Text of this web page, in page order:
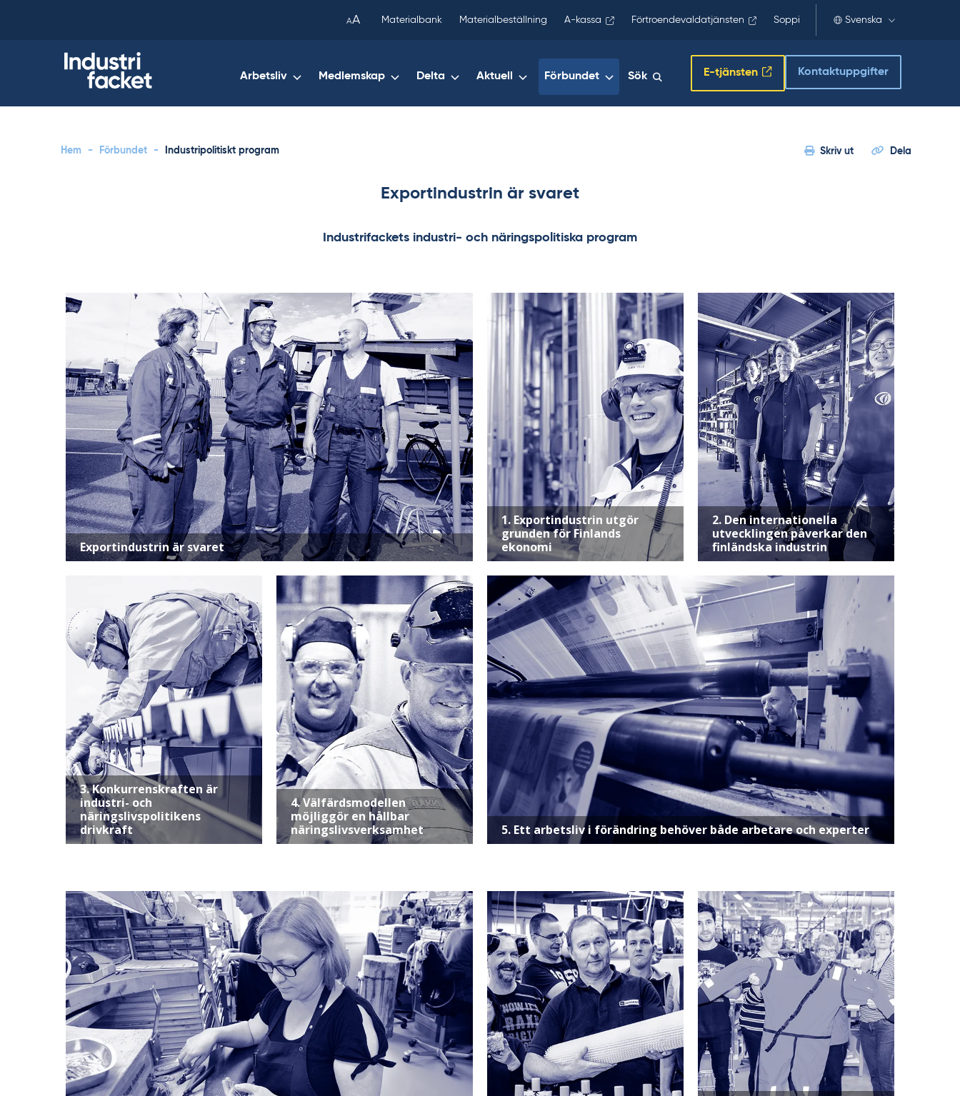
AA Materialbank Materialbeställning A-kassa Förtroendevaldatjänsten Soppi Svenska
Arbetsliv Medlemskap Delta Aktuell Förbundet Sök E-tjänsten Kontaktuppgifter
Hem - Förbundet - Industripolitiskt program Skriv ut Dela
Exportindustrin är svaret
Industrifackets industri- och näringspolitiska program
Exportindustrin är svaret
1. Exportindustrin utgör
grunden för Finlands
ekonomi
2. Den internationella
utvecklingen påverkar den
finländska industrin
3. Konkurrenskraften är
industri- och
näringslivspolitikens
drivkraft
4. Välfärdsmodellen
möjliggör en hållbar
näringslivsverksamhet
5. Ett arbetsliv i förändring behöver både arbetare och experter
copied
your
clipboard.)